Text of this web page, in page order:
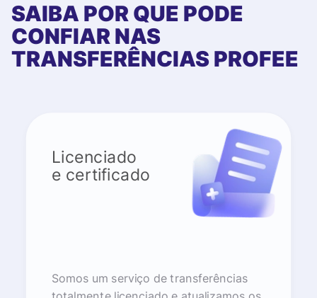
SAIBA POR QUE PODE
CONFIAR NAS
TRANSFERÊNCIAS PROFEE
Licenciado
e certificado
Somos um serviço de transferências